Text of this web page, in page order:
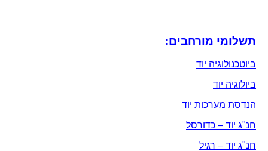
תשלומי מורחבים:
ביוטכנולוגיה יוד
ביולוגיה יוד
הנדסת מערכות יוד
חנ"ג יוד – כדורסל
חנ"ג יוד – רגיל